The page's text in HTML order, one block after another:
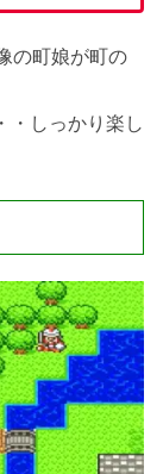
の町娘が町の
・しっかり楽し